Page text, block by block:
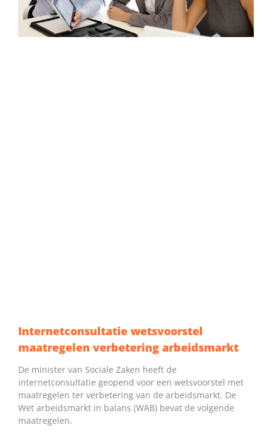
Internetconsultatie wetsvoorstel
maatregelen verbetering arbeidsmarkt
De minister van Sociale Zaken heeft de
internetconsultatie geopend voor een wetsvoorstel met
maatregelen ter verbetering van de arbeidsmarkt. De
Wet arbeidsmarkt in balans (WAB) bevat de volgende
maatregelen.